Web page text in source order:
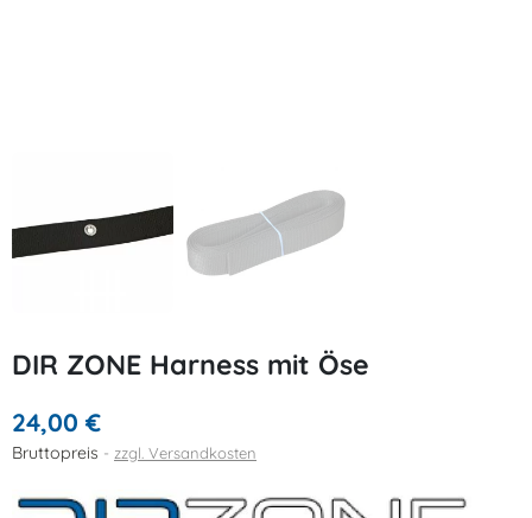
DIR ZONE Harness mit Öse
24,00 €
Bruttopreis zzgl. Versandkosten